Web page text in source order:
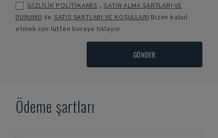
GİZLİLİK POLİTİKAMİS ,SATIN ALMA ŞARTLARI VE
DURUMU ile SATIŞ ŞARTLARI VE KOŞULLARI Bizim kabul
etmek için lütfen buraya tıklayın
GÖNDER
Ödeme şartları